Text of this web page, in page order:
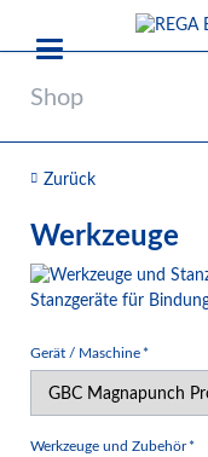
Shop
Zurück
Werkzeuge
Pflichtfeld
Gerät / Maschine *
Pflichtfeld
Werkzeuge und Zubehör *